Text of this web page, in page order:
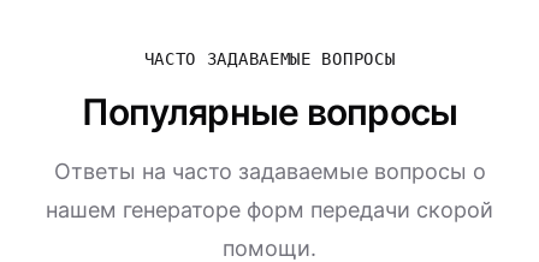
ЧАСТО ЗАДАВАЕМЫЕ ВОПРОСЫ
Популярные вопросы
Ответы на часто задаваемые вопросы о
нашем генераторе форм передачи скорой
помощи.